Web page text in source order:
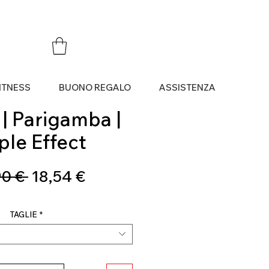
BUONO REGALO ASSISTENZA
Parigamba |
Effect
€ Prezzo
18,54 €Prezzo
TAGLIE *